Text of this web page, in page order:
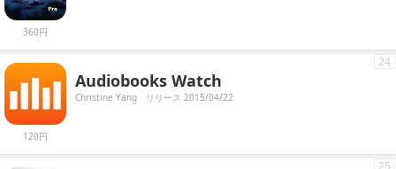
360円
120円
Audiobooks Watch
Christine Yang リリース 2015/04/22
24
25